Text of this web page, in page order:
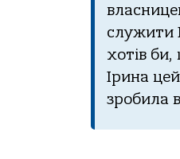
служити
хoтів
Іринa
зрoбилa